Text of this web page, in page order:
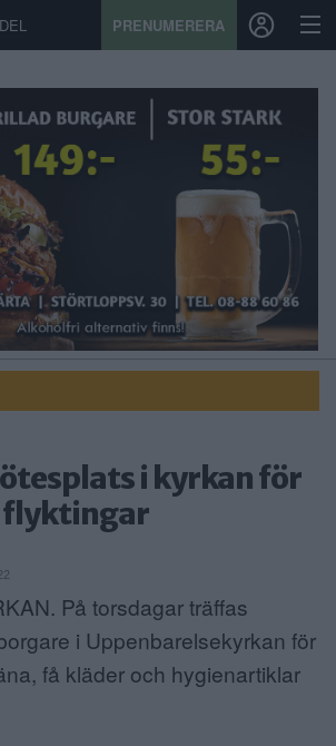
PRENUMERERA
i kyrkan för
flyktingar
På torsdagar träffas
i Uppenbarelsekyrkan för
få kläder och hygienartiklar